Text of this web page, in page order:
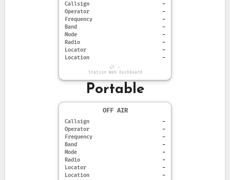
Callsign
-
Operator
-
Frequency
-
Band
-
Mode
-
Radio
-
Locator
-
Location
-
-
Station Web Dashboard
Portable
OFF AIR
Callsign
-
Operator
-
Frequency
-
Band
-
Mode
-
Radio
-
Locator
-
Location
-